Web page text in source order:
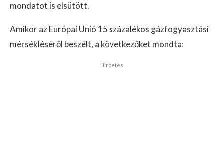
mondatot is elsütött.
Amikor az Európai Unió 15 százalékos gázfogyasztási
mérsékléséről beszélt, a következőket mondta:
Hirdetés